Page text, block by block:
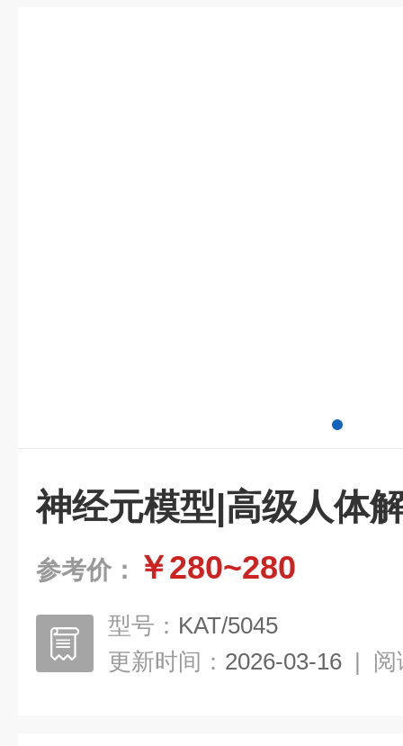
神经元模型|高级人体
参考价： ￥280~280
型号： KAT/5045
更新时间： 2026-03-16 | 阅